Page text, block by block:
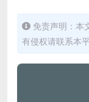
免责声明：本
有侵权请联系本